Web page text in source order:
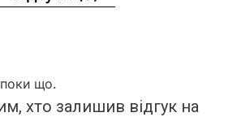
поки що.
хто залишив відгук на